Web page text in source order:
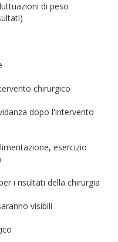
di peso
chirurgico
dopo l'intervento
esercizio
i risultati della chirurgia
visibili